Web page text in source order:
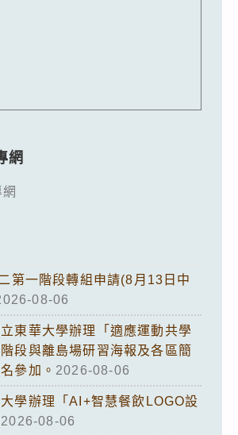
網
第一階段轉組申請(8月13日中
08-06
東華大學辦理「適應運動共學
段與離島場研習海報及各區簡
參加。 2026-08-06
學辦理「AI+智慧餐飲LOGO設
2026-08-06